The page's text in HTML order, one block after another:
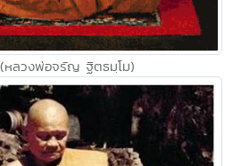
หลวงพ่อจรัญ ฐิตธมฺโม)